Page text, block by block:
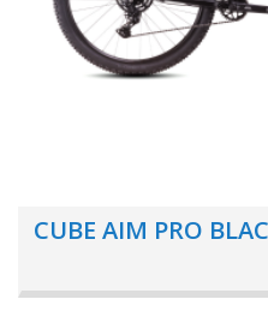
CUBE AIM PRO